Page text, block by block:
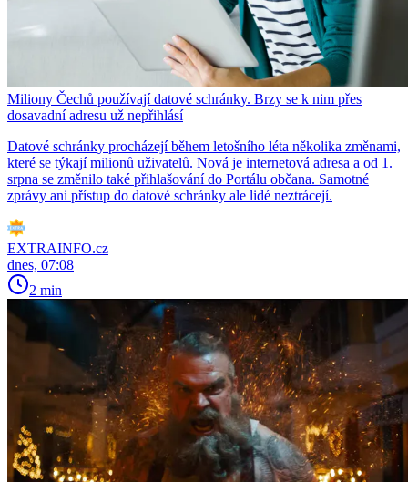
Miliony Čechů používají datové schránky. Brzy se k nim přes
dosavadní adresu už nepřihlásí
Datové schránky procházejí během letošního léta několika změnami,
které se týkají milionů uživatelů. Nová je internetová adresa a od 1.
srpna se změnilo také přihlašování do Portálu občana. Samotné
zprávy ani přístup do datové schránky ale lidé neztrácejí.
EXTRAINFO.cz
dnes, 07:08
2 min